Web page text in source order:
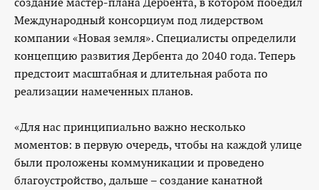
Международный консорциум под лидерством
компании «Новая земля». Специалисты определили
концепцию развития Дербента до 2040 года. Теперь
предстоит масштабная и длительная работа по
реализации намеченных планов.
«Для нас принципиально важно несколько
моментов: в первую очередь, чтобы на каждой улице
были проложены коммуникации и проведено
благоустройство, дальше – создание канатной